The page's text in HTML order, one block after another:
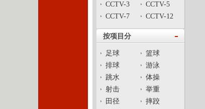
CCTV-3
CCTV-5
CCTV-7
CCTV-12
按项目分
足球
篮球
排球
游泳
跳水
体操
射击
举重
田径
摔跤